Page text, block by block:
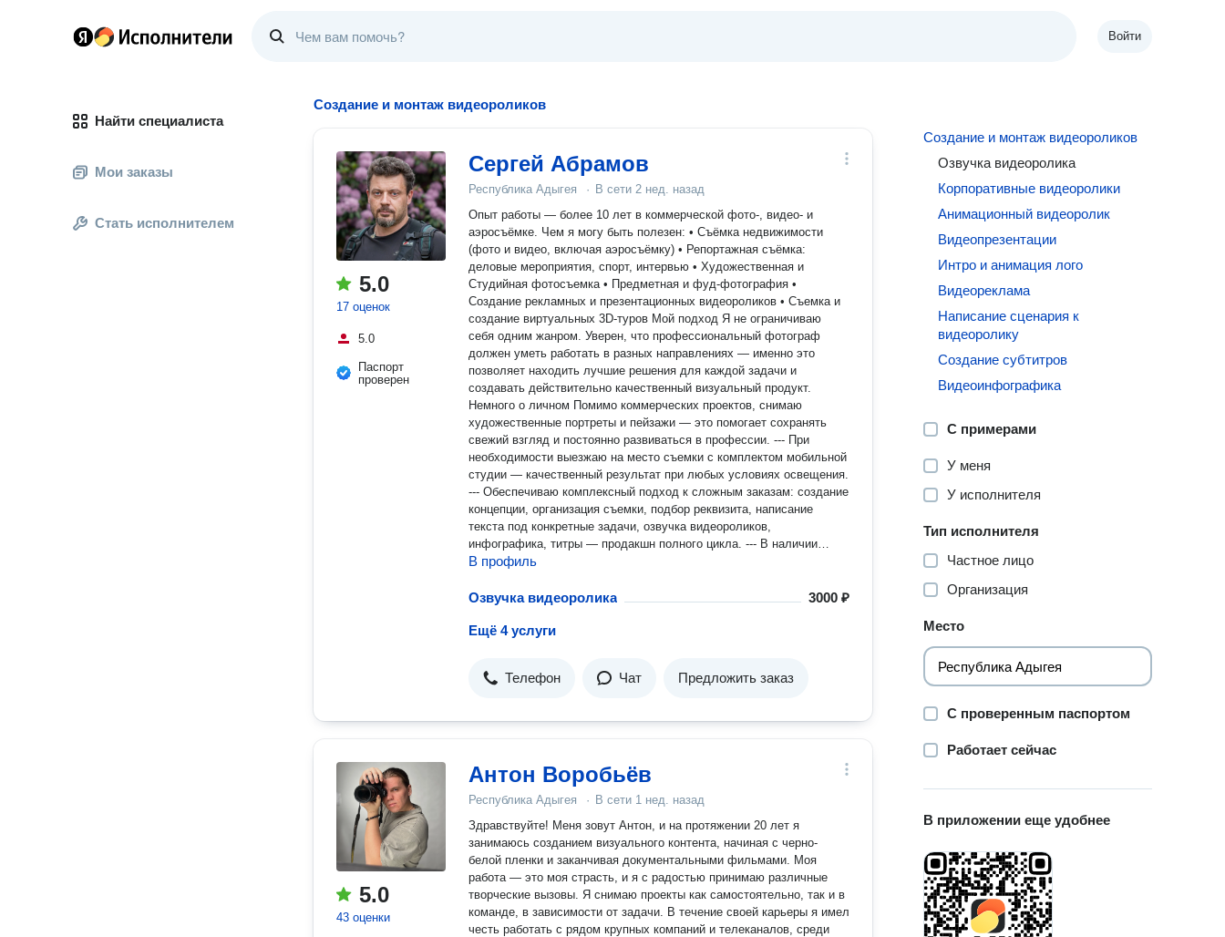
Войти
Найти специалиста
Мои заказы
Стать исполнителем
Создание и монтаж видеороликов
5.0
17 оценок
5.0
Паспорт
проверен
Сергей Абрамов
Республика Адыгея · В сети 2 нед. назад
Опыт работы — более 10 лет в коммерческой фото-, видео- и
аэросъёмке. Чем я могу быть полезен: • Съёмка недвижимости
(фото и видео, включая аэросъёмку) • Репортажная съёмка:
деловые мероприятия, спорт, интервью • Художественная и
Студийная фотосъемка • Предметная и фуд-фотография •
Создание рекламных и презентационных видеороликов • Съемка и
создание виртуальных 3D-туров Мой подход Я не ограничиваю
себя одним жанром. Уверен, что профессиональный фотограф
должен уметь работать в разных направлениях — именно это
позволяет находить лучшие решения для каждой задачи и
создавать действительно качественный визуальный продукт.
Немного о личном Помимо коммерческих проектов, снимаю
художественные портреты и пейзажи — это помогает сохранять
свежий взгляд и постоянно развиваться в профессии. --- При
необходимости выезжаю на место съемки с комплектом мобильной
студии — качественный результат при любых условиях освещения.
--- Обеспечиваю комплексный подход к сложным заказам: создание
концепции, организация съемки, подбор реквизита, написание
текста под конкретные задачи, озвучка видеороликов,
инфографика, титры — продакшн полного цикла. --- В наличии
современная техника и богатые навыки работы с ней. Мобилен —
РФ Предпочитаю выполнять свою работу максимально качественно
Предоставляю всю необходимую документацию по проекту. Буду
В профиль
Озвучка видеоролика 3000 ₽
Ещё 4 услуги
Телефон Чат Предложить заказ
5.0
43 оценки
Антон Воробьёв
Республика Адыгея · В сети 1 нед. назад
Здравствуйте! Меня зовут Антон, и на протяжении 20 лет я
занимаюсь созданием визуального контента, начиная с черно-
белой пленки и заканчивая документальными фильмами. Моя
работа — это моя страсть, и я с радостью принимаю различные
творческие вызовы. Я снимаю проекты как самостоятельно, так и в
команде, в зависимости от задачи. В течение своей карьеры я имел
честь работать с рядом крупных компаний и телеканалов, среди
Создание и монтаж видеороликов
Озвучка видеоролика
Корпоративные видеоролики
Анимационный видеоролик
Видеопрезентации
Интро и анимация лого
Видеореклама
Написание сценария к
видеоролику
Создание субтитров
Видеоинфографика
С примерами
У меня
У исполнителя
Тип исполнителя
Частное лицо
Организация
Место
С проверенным паспортом
Работает сейчас
В приложении еще удобнее